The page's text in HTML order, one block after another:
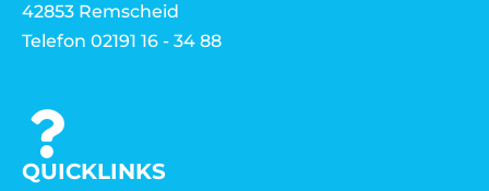
42853 Remscheid
Telefon 02191 16 - 34 88
QUICKLINKS